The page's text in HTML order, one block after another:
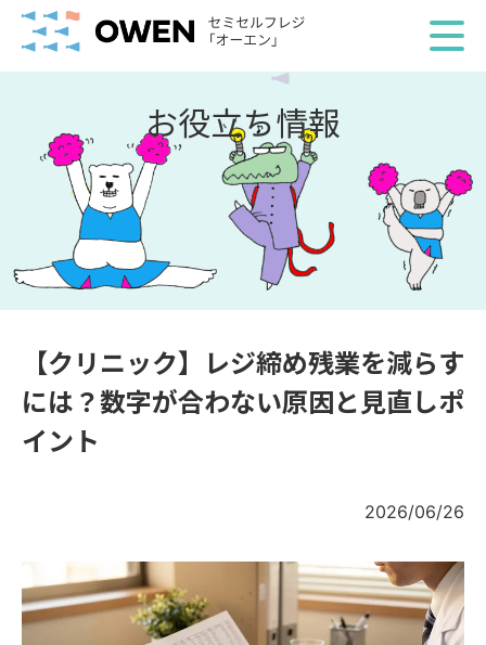
お役立ち情報
【クリニック】レジ締め残業を減らす
には？数字が合わない原因と見直しポ
イント
2026/06/26